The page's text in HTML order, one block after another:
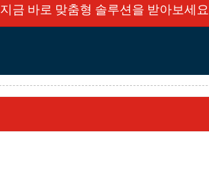
지금 바로 맞춤형 솔루션을 받아보세요